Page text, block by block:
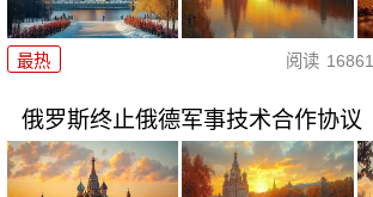
最热 阅读 16861
俄罗斯终止俄德军事技术合作协议